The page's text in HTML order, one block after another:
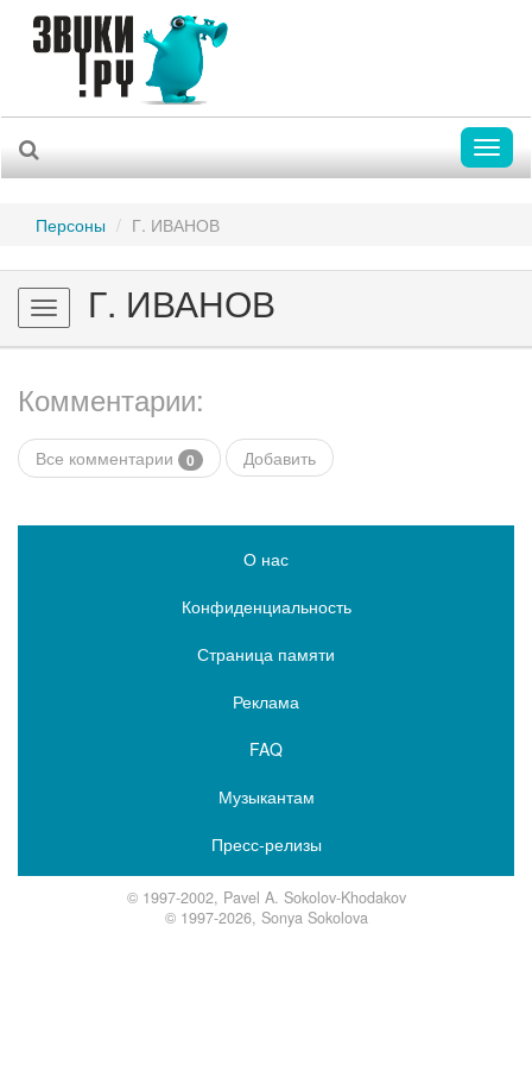
Персоны Г. ИВАНОВ
Toggle
navigation
Г. ИВАНОВ
Комментарии:
Все комментарии 0 Добавить
О нас
Конфиденциальность
Страница памяти
Реклама
FAQ
Музыкантам
Пресс-релизы
© 1997-2002, Pavel A. Sokolov-Khodakov
© 1997-2026, Sonya Sokolova